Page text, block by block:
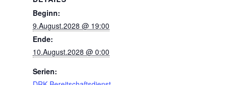
Beginn:
9.August.2028 @ 19:00
Ende:
10.August.2028 @ 0:00
Serien: